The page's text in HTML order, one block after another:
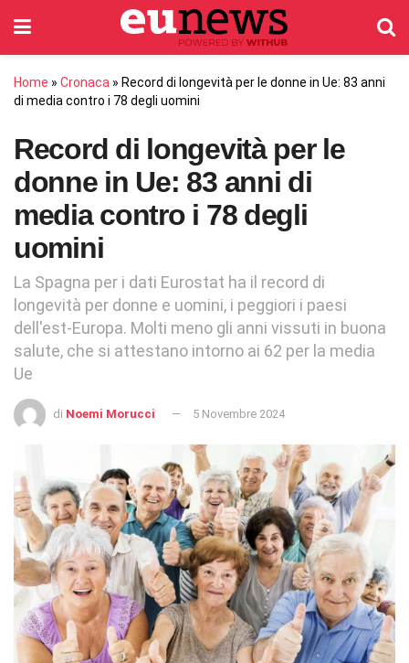
Home » Cronaca » Record di longevità per le donne in Ue: 83 anni
di media contro i 78 degli uomini
Record di longevità per le
donne in Ue: 83 anni di
media contro i 78 degli
uomini
La Spagna per i dati Eurostat ha il record di
longevità per donne e uomini, i peggiori i paesi
dell'est-Europa. Molti meno gli anni vissuti in buona
salute, che si attestano intorno ai 62 per la media
Ue
di Noemi Morucci 5 Novembre 2024